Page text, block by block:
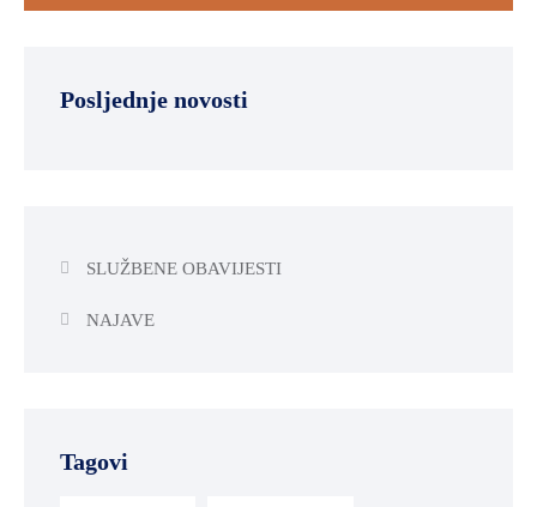
Posljednje novosti
SLUŽBENE OBAVIJESTI
NAJAVE
Tagovi